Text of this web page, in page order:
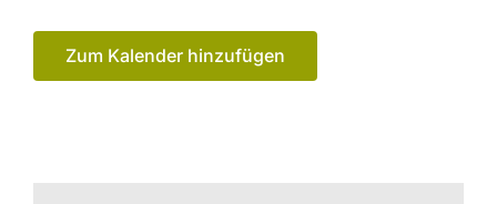
Zum Kalender hinzufügen